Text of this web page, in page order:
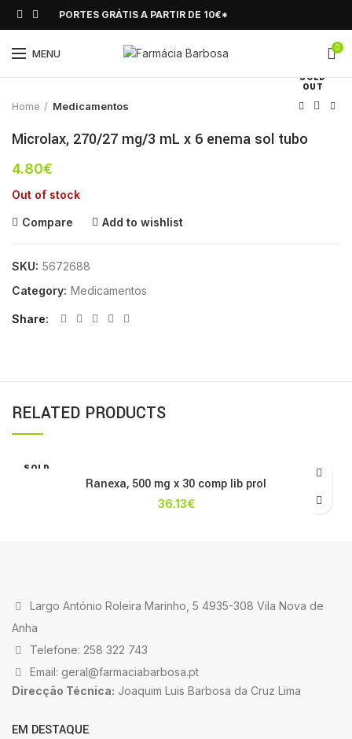
PORTES GRÁTIS A PARTIR DE 10€*
MENU 0
SOLD
OUT
Click to enlarge
Home Medicamentos
Microlax, 270/27 mg/3 mL x 6 enema sol tubo
4.80€
Out of stock
Compare Add to wishlist
SKU: 5672688
Category: Medicamentos
Share
RELATED PRODUCTS
SOLD
Ranexa, 500 mg x 30 comp lib prol
36.13€
Largo António Roleira Marinho, 5 4935-308 Vila Nova de
Anha
Telefone: 258 322 743
Email: geral@farmaciabarbosa.pt
Direcção Técnica: Joaquim Luis Barbosa da Cruz Lima
EM DESTAQUE